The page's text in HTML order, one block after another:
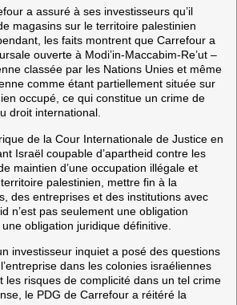
a assuré à ses investisseurs qu’il
magasins sur le territoire palestinien
les faits montrent que Carrefour a
ouverte à Modi’in-Maccabim-Re’ut –
classée par les Nations Unies et même
comme étant partiellement située sur
occupé, ce qui constitue un crime de
droit international.
de la Cour Internationale de Justice en
Israël coupable d’apartheid contre les
maintien d’une occupation illégale et
palestinien, mettre fin à la
des entreprises et des institutions avec
n’est pas seulement une obligation
obligation juridique définitive.
investisseur inquiet a posé des questions
dans les colonies israéliennes
les risques de complicité dans un tel crime
le PDG de Carrefour a réitéré la